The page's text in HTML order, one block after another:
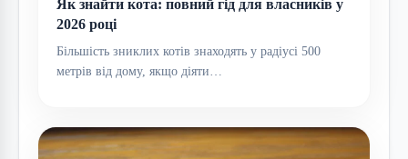
Як знайти кота: повний гід для власників у
2026 році
Більшість зниклих котів знаходять у радіусі 500
метрів від дому, якщо діяти…